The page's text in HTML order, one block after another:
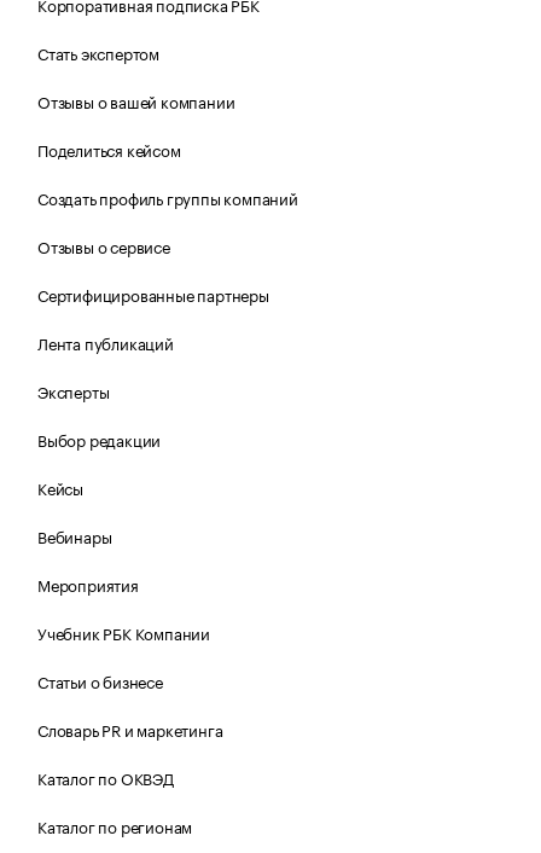
Стать экспертом
Отзывы о вашей компании
Поделиться кейсом
Создать профиль группы компаний
Отзывы о сервисе
Сертифицированные партнеры
Лента публикаций
Эксперты
Выбор редакции
Кейсы
Вебинары
Мероприятия
Учебник РБК Компании
Статьи о бизнесе
Словарь PR и маркетинга
Каталог по ОКВЭД
Каталог по регионам